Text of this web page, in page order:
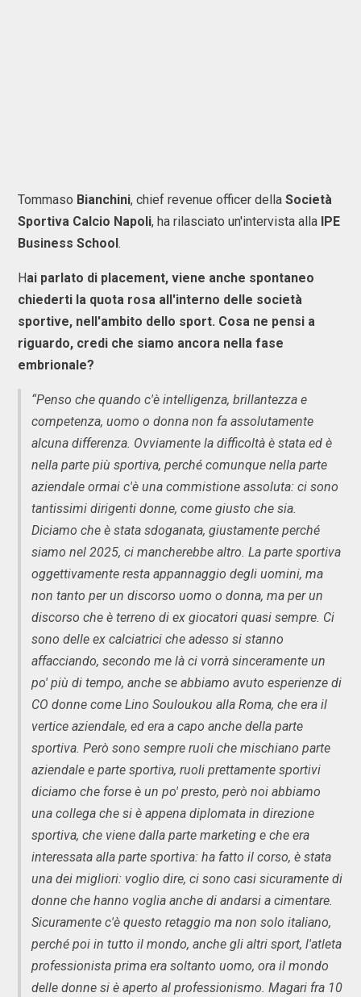
Tommaso Bianchini, chief revenue officer della Società
Sportiva Calcio Napoli, ha rilasciato un'intervista alla IPE
Business School.
Hai parlato di placement, viene anche spontaneo
chiederti la quota rosa all'interno delle società
sportive, nell'ambito dello sport. Cosa ne pensi a
riguardo, credi che siamo ancora nella fase
embrionale?
“Penso che quando c'è intelligenza, brillantezza e
competenza, uomo o donna non fa assolutamente
alcuna differenza. Ovviamente la difficoltà è stata ed è
nella parte più sportiva, perché comunque nella parte
aziendale ormai c'è una commistione assoluta: ci sono
tantissimi dirigenti donne, come giusto che sia.
Diciamo che è stata sdoganata, giustamente perché
siamo nel 2025, ci mancherebbe altro. La parte sportiva
oggettivamente resta appannaggio degli uomini, ma
non tanto per un discorso uomo o donna, ma per un
discorso che è terreno di ex giocatori quasi sempre. Ci
sono delle ex calciatrici che adesso si stanno
affacciando, secondo me là ci vorrà sinceramente un
po' più di tempo, anche se abbiamo avuto esperienze di
CO donne come Lino Souloukou alla Roma, che era il
vertice aziendale, ed era a capo anche della parte
sportiva. Però sono sempre ruoli che mischiano parte
aziendale e parte sportiva, ruoli prettamente sportivi
diciamo che forse è un po' presto, però noi abbiamo
una collega che si è appena diplomata in direzione
sportiva, che viene dalla parte marketing e che era
interessata alla parte sportiva: ha fatto il corso, è stata
una dei migliori: voglio dire, ci sono casi sicuramente di
donne che hanno voglia anche di andarsi a cimentare.
Sicuramente c'è questo retaggio ma non solo italiano,
perché poi in tutto il mondo, anche gli altri sport, l'atleta
professionista prima era soltanto uomo, ora il mondo
delle donne si è aperto al professionismo. Magari fra 10